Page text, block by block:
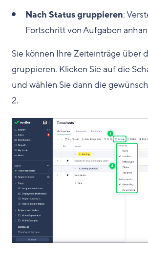
Nach Status gruppieren:
Fortschritt von Aufgaben
Sie können Ihre Zeiteinträge über
gruppieren. Klicken Sie auf die
und wählen Sie dann die
2.